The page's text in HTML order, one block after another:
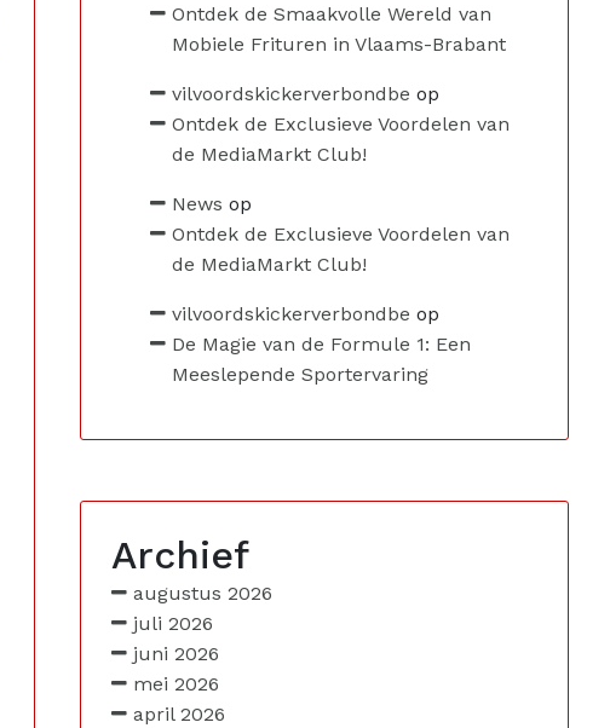
Ontdek de Smaakvolle Wereld van
Mobiele Frituren in Vlaams-Brabant
vilvoordskickerverbondbe op
Ontdek de Exclusieve Voordelen van
de MediaMarkt Club!
News op
Ontdek de Exclusieve Voordelen van
de MediaMarkt Club!
vilvoordskickerverbondbe op
De Magie van de Formule 1: Een
Meeslepende Sportervaring
Archief
augustus 2026
juli 2026
juni 2026
mei 2026
april 2026